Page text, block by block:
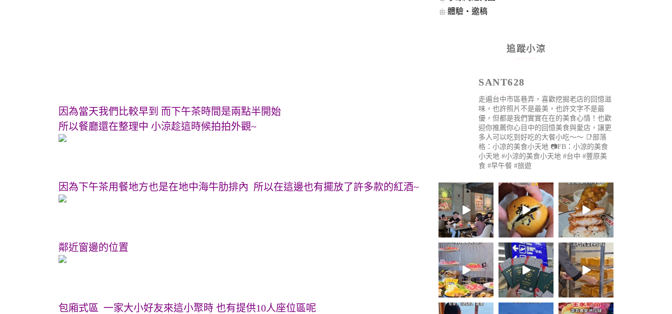
因為當天我們比較早到 而下午茶時間是兩點半開始
所以餐廳還在整理中 小涼趁這時候拍拍外觀~
因為下午茶用餐地方也是在地中海牛肋排內 所以在這邊也有擺放了許多款的紅酒~
鄰近窗邊的位置
包廂式區 一家大小好友來這小聚時 也有提供10人座位區呢
體驗‧邀稿
追蹤小涼
SANT628
走遍台中市區巷弄，喜歡挖掘老店的回憶滋
味，也許照片不是最美，也許文字不是最
優，但都是我們實實在在的美食心情！也歡
迎你推薦你心目中的回憶美食與愛店，讓更
多人可以吃到好吃的大餐小吃～～ 📑部落
格：小凉的美食小天地 📷FB：小涼的美食
小天地 #小涼的美食小天地 #台中 #豐原美
食 #早午餐 #旅遊